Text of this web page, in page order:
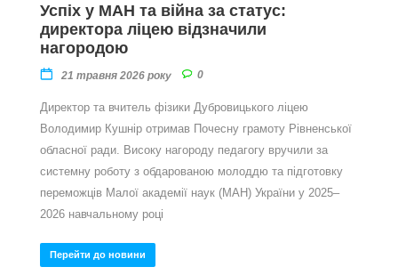
Успіх у МАН та війна за статус:
директора ліцею відзначили
нагородою
21 травня 2026 року 0
Директор та вчитель фізики Дубровицького ліцею
Володимир Кушнір отримав Почесну грамоту Рівненської
обласної ради. Високу нагороду педагогу вручили за
системну роботу з обдарованою молоддю та підготовку
переможців Малої академії наук (МАН) України у 2025–
2026 навчальному році
Перейти до новини